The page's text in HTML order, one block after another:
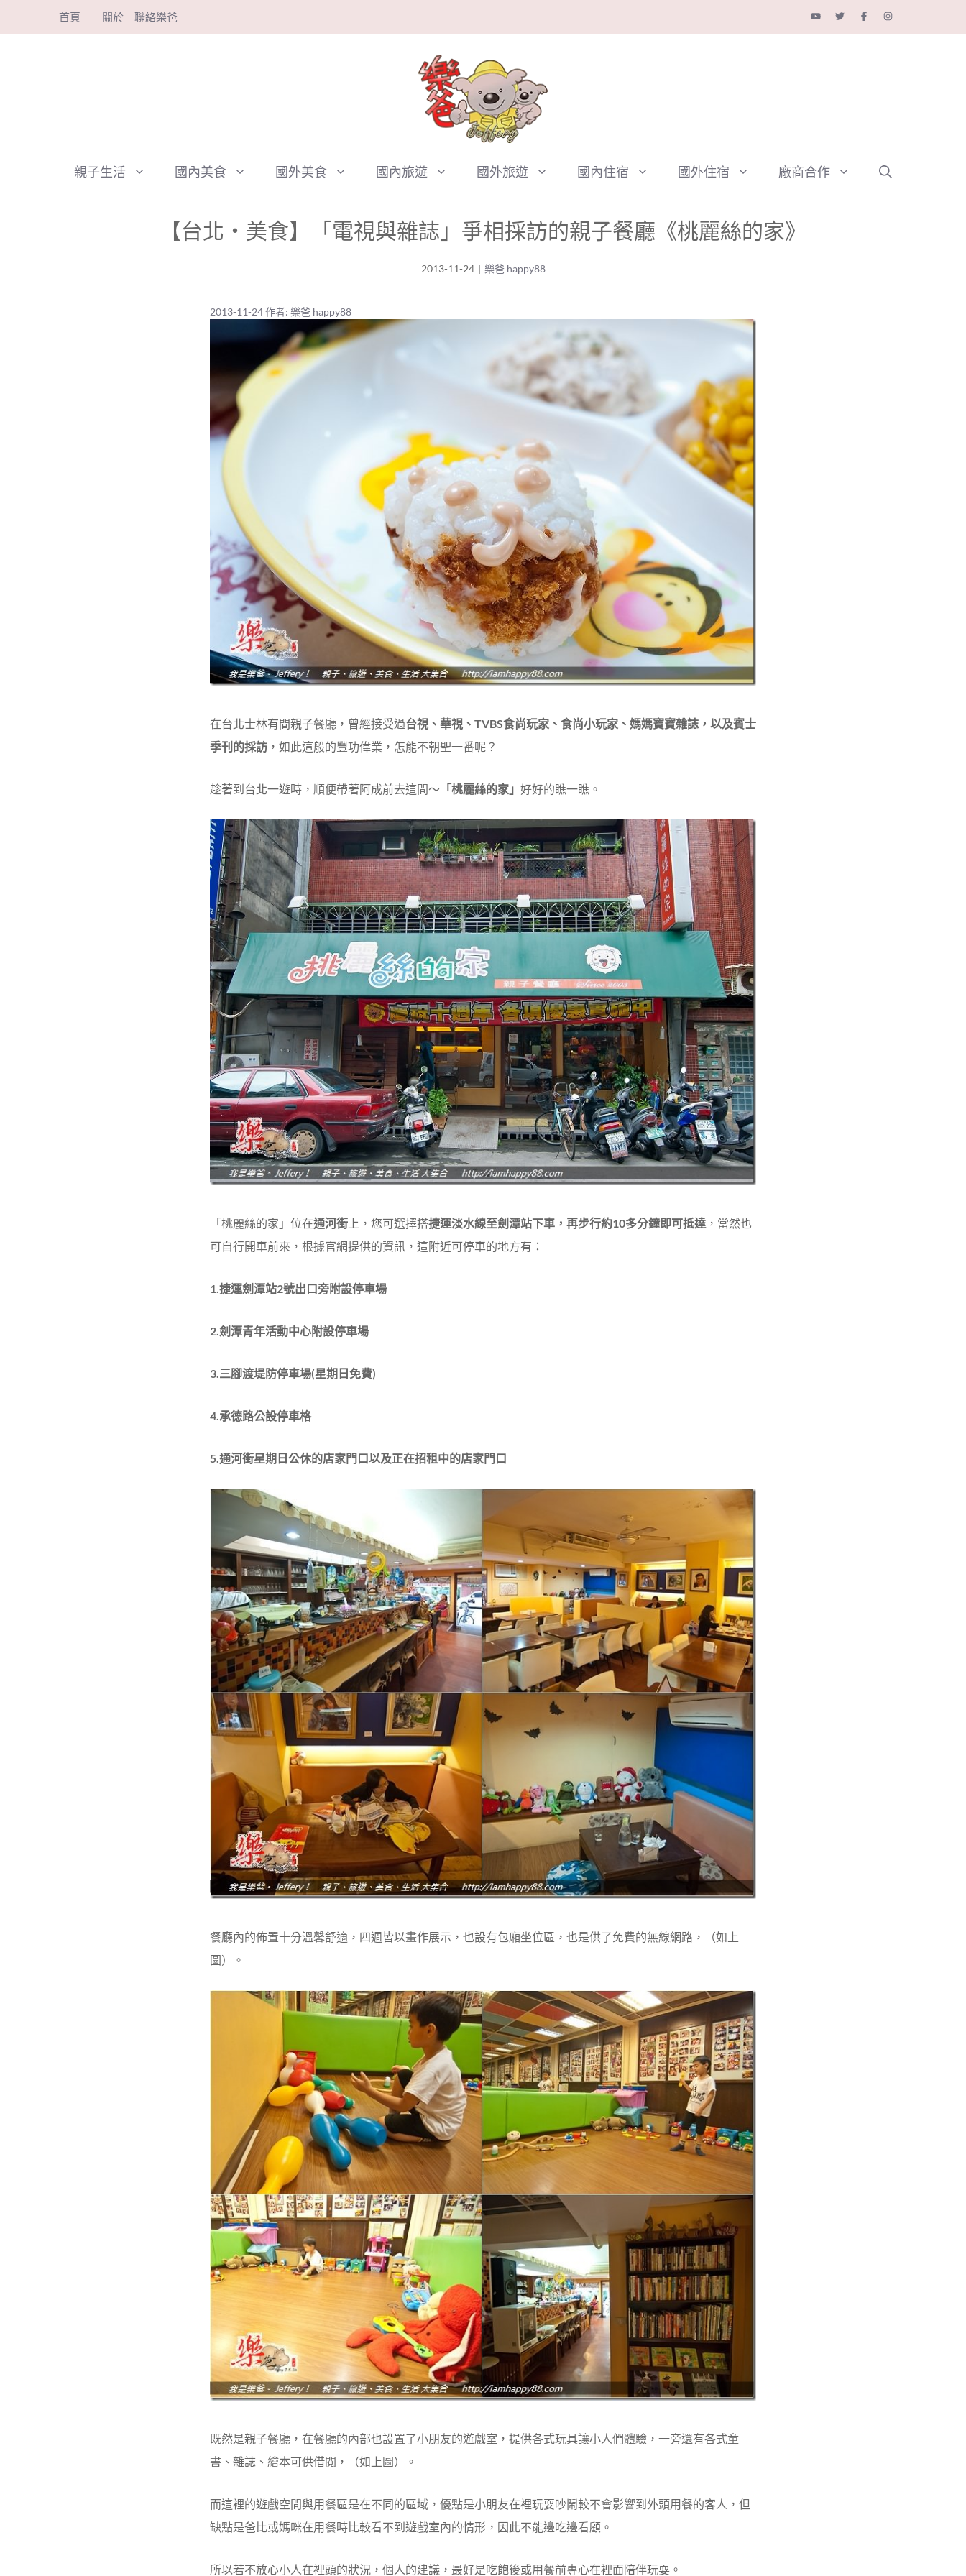
至
首頁 關於｜聯絡樂爸
親子生活 國內美食 國外美食 國內旅遊 國外旅遊 國內住宿 國外住宿 廠商合作
【台北‧美食】「電視與雜誌」爭相採訪的親子餐廳《桃麗絲的家》
2013-11-24 | 樂爸 happy88
2013-11-24作者: 樂爸 happy88
在台北士林有間親子餐廳，曾經接受過台視、華視、TVBS食尚玩家、食尚小玩家、媽媽寶寶雜誌，以及賓士
季刊的採訪 ，如此這般的豐功偉業，怎能不朝聖一番呢？
趁著到台北一遊時，順便帶著阿成前去這間～ 「桃麗絲的家」 好好的瞧一瞧。
「桃麗絲的家」位在通河街 上，您可選擇搭捷運淡水線至劍潭站下車，再步行約10多分鐘即可抵達 ，當然也
可自行開車前來，根據官網提供的資訊，這附近可停車的地方有：
1.捷運劍潭站2號出口旁附設停車場
2.劍潭青年活動中心附設停車場
3.三腳渡堤防停車場(星期日免費)
4.承德路公設停車格
5.通河街星期日公休的店家門口以及正在招租中的店家門口
餐廳內的佈置十分溫馨舒適，四週皆以畫作展示，也設有包廂坐位區，也是供了免費的無線網路，（如上
圖）。
既然是親子餐廳，在餐廳的內部也設置了小朋友的遊戲室，提供各式玩具讓小人們體驗，一旁還有各式童
書、雜誌、繪本可供借閱，（如上圖）。
而這裡的遊戲空間與用餐區是在不同的區域，優點是小朋友在裡玩耍吵鬧較不會影響到外頭用餐的客人，但
缺點是爸比或媽咪在用餐時比較看不到遊戲室內的情形，因此不能邊吃邊看顧。
所以若不放心小人在裡頭的狀況，個人的建議，最好是吃飽後或用餐前專心在裡面陪伴玩耍。